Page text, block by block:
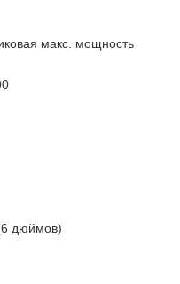
макс. мощность
дюймов)